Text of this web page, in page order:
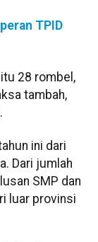
TPID
28 rombel,
tambah,
ini dari
Dari jumlah
SMP dan
luar provinsi